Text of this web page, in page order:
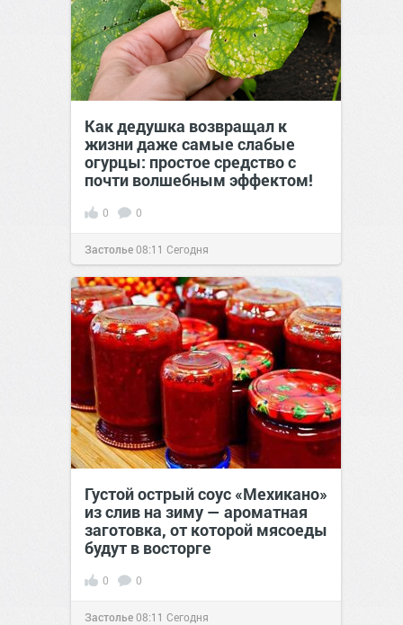
Как дедушка возвращал к
жизни даже самые слабые
огурцы: простое средство с
почти волшебным эффектом!
0 0
Застолье08:11 Сегодня
Густой острый соус «Мехикано»
из слив на зиму — ароматная
заготовка, от которой мясоеды
будут в восторге
0 0
Застолье08:11 Сегодня